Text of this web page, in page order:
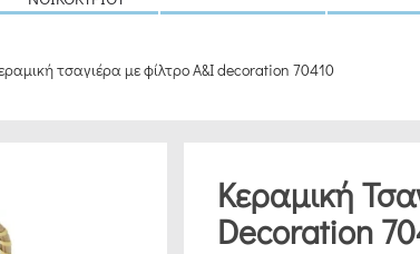
τσαγιέρα με φίλτρο A&I decoration 70410
Κεραμική
Decoration